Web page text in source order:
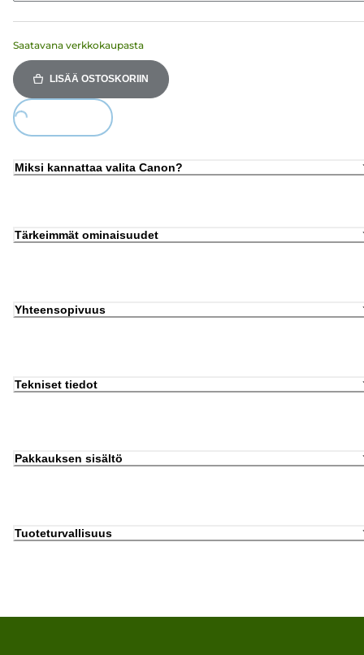
Saatavana verkkokaupasta
LISÄÄ OSTOSKORIIN
Loading...
Miksi kannattaa valita Canon?
Tärkeimmät ominaisuudet
Yhteensopivuus
Tekniset tiedot
Pakkauksen sisältö
Tuoteturvallisuus